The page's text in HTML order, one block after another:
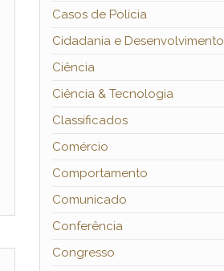
Casos de Polícia
Cidadania e Desenvolvimento
Ciência
Ciência & Tecnologia
Classificados
Comércio
Comportamento
Comunicado
Conferência
Congresso